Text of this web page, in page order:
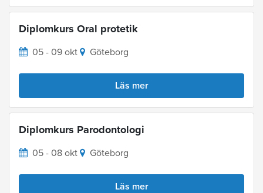
Diplomkurs Oral protetik
05 - 09 okt Göteborg
Läs mer
Diplomkurs Parodontologi
05 - 08 okt Göteborg
Läs mer